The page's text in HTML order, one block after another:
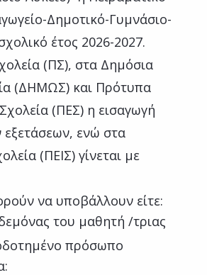
Δημοτικό-Γυμνάσιο-
έτος 2026-2027.
(ΠΣ), στα Δημόσια
(ΔΗΜΩΣ) και Πρότυπα
(ΠΕΣ) η εισαγωγή
εξετάσεων, ενώ στα
(ΠΕΙΣ) γίνεται με
να υποβάλλουν είτε:
του μαθητή /τριας
πρόσωπο